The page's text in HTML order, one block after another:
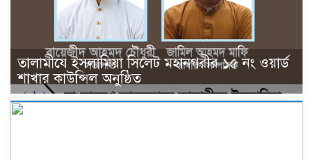
তালামীযে ইসলামিয়া সিলেট মহানগরীর ১৫ নং ওয়ার্ড
শাখার কাউন্সিল অনুষ্ঠিত